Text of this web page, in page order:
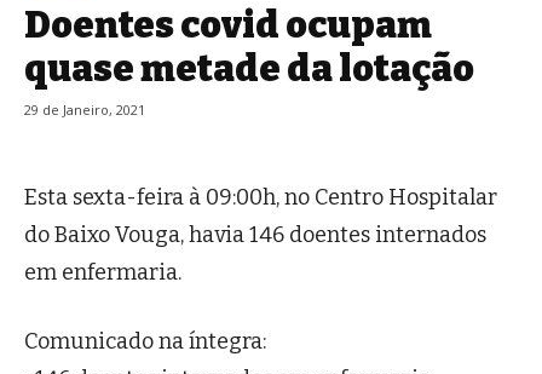
Doentes covid ocupam
quase metade da lotação
29 de Janeiro, 2021
Esta sexta-feira à 09:00h, no Centro Hospitalar
do Baixo Vouga, havia 146 doentes internados
em enfermaria.
Comunicado na íntegra: